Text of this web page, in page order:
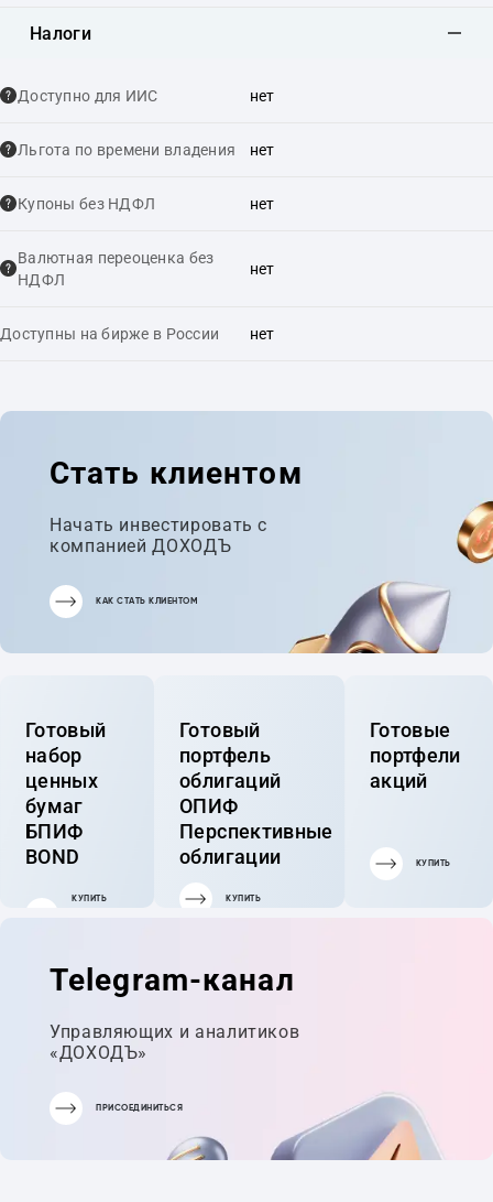
Налоги
Доступно для ИИС нет
Льгота по времени владения нет
Купоны без НДФЛ нет
Валютная переоценка без
НДФЛ
нет
Доступны на бирже в России нет
Стать клиентом
Начать инвестировать с
компанией ДОХОДЪ
КАК СТАТЬ КЛИЕНТОМ
Готовый
набор
ценных
бумаг
БПИФ
BOND
КУПИТЬ
Готовый
портфель
облигаций
ОПИФ
Перспективные
облигации
КУПИТЬ
Готовые
портфели
акций
КУПИТЬ
Telegram-канал
Управляющих и аналитиков
«ДОХОДЪ»
ПРИСОЕДИНИТЬСЯ